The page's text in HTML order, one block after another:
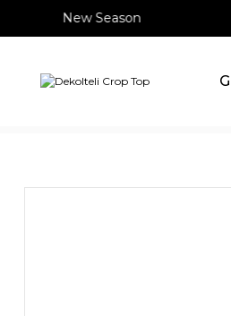
New Season